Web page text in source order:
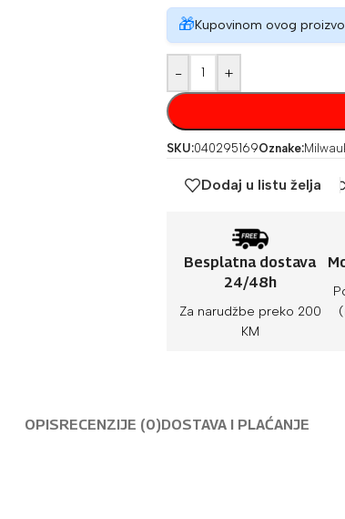
🎁Kupovinom ovog
- +
SKU:040295169Oznake:
Dodaj u listu želja
Besplatna dostava
24/48h
Za narudžbe preko 200
KM
OPISRECENZIJE (0)DOSTAVA I PLAĆANJE